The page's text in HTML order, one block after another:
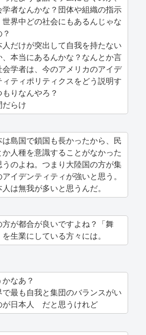
学者なんかな？団体や組織の指示
世界中どの社会にもあるんじゃな
人だけが突出して自我を持たない
、本当にあるんかな？なんとか言
会学者は、今のアメリカのアイデ
ィティポリティクスをどう説明す
もりなんやろ？
だらけ
は島国で鎖国も長かったから、民
か人種を意識することがなかった
うのよね。つまり大陸国の方が集
アイデンティティが強いと思う。
人は無我が多いと思うんだ。
方が都合が良いですよね？「舞
を生業にしている方々には。
かなあ？
で最も自我と集団のバランスがい
が日本人 だと思うけれど